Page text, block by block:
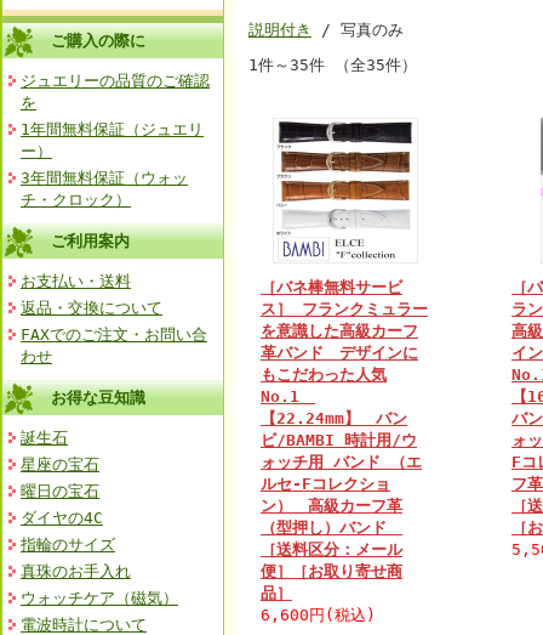
ご購入の際に
ジュエリーの品質のご確認
を
1年間無料保証（ジュエリ
ー）
3年間無料保証（ウォッ
チ・クロック）
ご利用案内
お支払い・送料
返品・交換について
FAXでのご注文・お問い合
わせ
お得な豆知識
誕生石
星座の宝石
曜日の宝石
ダイヤの4C
指輪のサイズ
真珠のお手入れ
ウォッチケア（磁気）
電波時計について
説明付き
/ 写真のみ
1件～35件 （全35件）
［バネ棒無料サービ
ス］ フランクミュラー
を意識した高級カーフ
革バンド デザインに
もこだわった人気
No.1
【22.24mm】 バン
ビ/BAMBI 時計用/ウ
ォッチ用 バンド （エ
ルセ-Fコレクショ
ン） 高級カーフ革
（型押し）バンド
［送料区分：メール
便］［お取り寄せ商
品］
6,600円(税込)
［
ラ
高
イ
【
バ
ォ
Fコ
フ
［
［